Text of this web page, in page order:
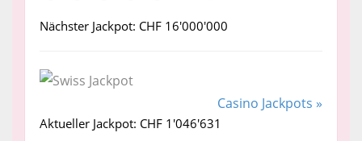
Nächster Jackpot: CHF 16'000'000
Casino Jackpots »
Aktueller Jackpot: CHF 1'046'631